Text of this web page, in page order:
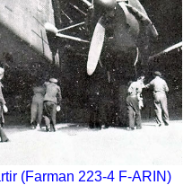
(Farman 223-4 F-ARIN)